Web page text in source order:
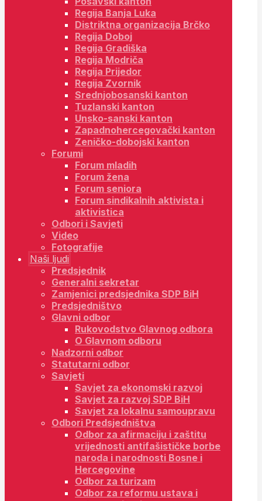
Regija Banja Luka
Distriktna organizacija Brčko
Regija Doboj
Regija Gradiška
Regija Modriča
Regija Prijedor
Regija Zvornik
Srednjobosanski kanton
Tuzlanski kanton
Unsko-sanski kanton
Zapadnohercegovački kanton
Zeničko-dobojski kanton
Forumi
Forum mladih
Forum žena
Forum seniora
Forum sindikalnih aktivista i
aktivistica
Odbori i Savjeti
Video
Fotografije
Naši ljudi
Predsjednik
Generalni sekretar
Zamjenici predsjednika SDP BiH
Predsjedništvo
Glavni odbor
Rukovodstvo Glavnog odbora
O Glavnom odboru
Nadzorni odbor
Statutarni odbor
Savjeti
Savjet za ekonomski razvoj
Savjet za razvoj SDP BiH
Savjet za lokalnu samoupravu
Odbori Predsjedništva
Odbor za afirmaciju i zaštitu
vrijednosti antifašističke borbe
naroda i narodnosti Bosne i
Hercegovine
Odbor za turizam
Odbor za reformu ustava i